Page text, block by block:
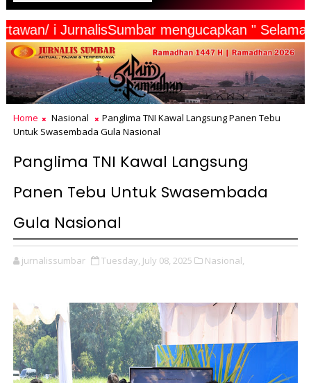
Wartawan/ i JurnalisSumbar mengucapkan "
Home Nasional
Panglima TNI Kawal Langsung Panen Tebu
Untuk Swasembada Gula Nasional
Panglima TNI Kawal Langsung
Panen Tebu Untuk Swasembada
Gula Nasional
jurnalissumbar Tuesday, July 08, 2025 Nasional,